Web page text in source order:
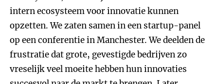
intern ecosysteem voor innovatie kunnen
opzetten. We zaten samen in een startup-panel
op een conferentie in Manchester. We deelden de
frustratie dat grote, gevestigde bedrijven zo
vreselijk veel moeite hebben hun innovaties